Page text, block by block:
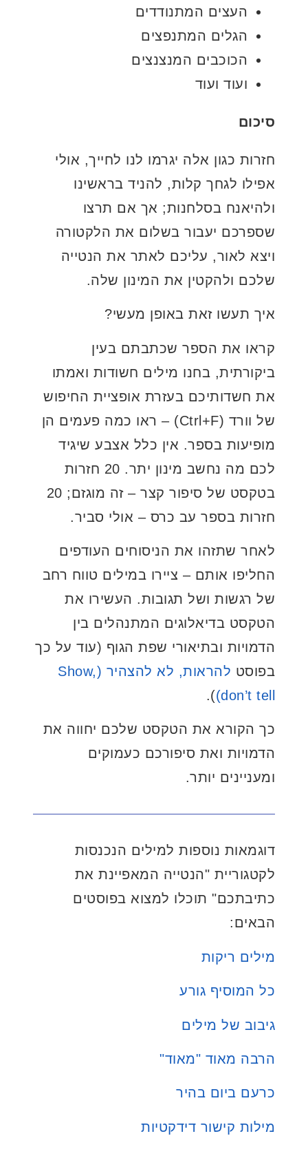
העצים המתנודדים
הגלים המתנפצים
הכוכבים המנצנצים
ועוד ועוד
סיכום
חזרות כגון אלה יגרמו לנו לחייך, אולי
אפילו לגחך קלות, להניד בראשינו
ולהיאנח בסלחנות; אך אם תרצו
שספרכם יעבור בשלום את הלקטורה
ויצא לאור, עליכם לאתר את הנטייה
שלכם ולהקטין את המינון שלה.
איך תעשו זאת באופן מעשי?
קראו את הספר שכתבתם בעין
ביקורתית, בחנו מילים חשודות ואמתו
את חשדותיכם בעזרת אופציית החיפוש
של וורד (Ctrl+F) – ראו כמה פעמים הן
מופיעות בספר. אין כלל אצבע שיגיד
לכם מה נחשב מינון יתר. 20 חזרות
בטקסט של סיפור קצר – זה מוגזם; 20
חזרות בספר עב כרס – אולי סביר.
לאחר שתזהו את הניסוחים העודפים
החליפו אותם – ציירו במילים טווח רחב
של רגשות ושל תגובות. העשירו את
הטקסט בדיאלוגים המתנהלים בין
הדמויות ובתיאורי שפת הגוף (עוד על כך
בפוסט
להראות, לא להצהיר (Show,
don’t tell)
).
כך הקורא את הטקסט שלכם יחווה את
הדמויות ואת סיפורכם כעמוקים
ומעניינים יותר.
דוגמאות נוספות למילים הנכנסות
לקטגוריית "הנטייה המאפיינת את
כתיבתכם" תוכלו למצוא בפוסטים
הבאים:
מילים ריקות
כל המוסיף גורע
גיבוב של מילים
הרבה מאוד "מאוד"
כרעם ביום בהיר
מילות קישור דידקטיות